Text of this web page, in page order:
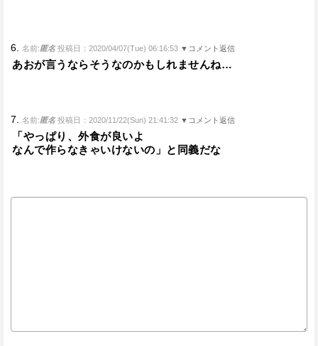
6. 名前:匿名 投稿日：2020/04/07(Tue) 06:16:53 ▼コメント返信
あおが言うならそうなのかもしれませんね…
7. 名前:匿名 投稿日：2020/11/22(Sun) 21:41:32 ▼コメント返信
「やっぱり、外食が良いよ
なんで作らなきゃいけないの」と同義だな